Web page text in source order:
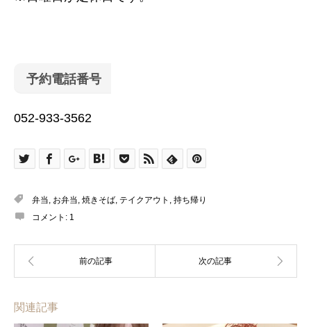
予約電話番号
052-933-3562
弁当, お弁当, 焼きそば, テイクアウト , 持ち帰り
コメント: 1
関連記事